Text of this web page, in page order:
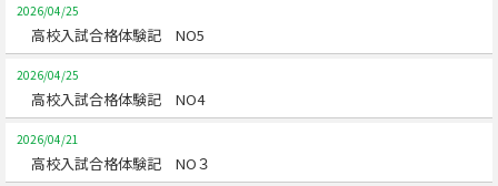
2026/04/25
高校入試合格体験記 NO5
2026/04/25
高校入試合格体験記 NO4
2026/04/21
高校入試合格体験記 NO３